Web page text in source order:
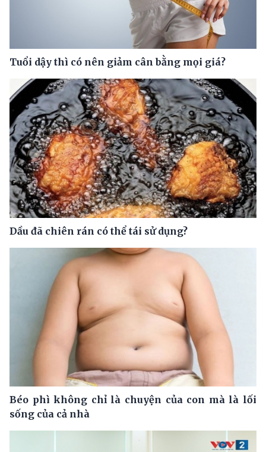
Tuổi dậy thì có nên giảm cân bằng mọi giá?
Dầu đã chiên rán có thể tái sử dụng?
Béo phì không chỉ là chuyện của con mà là lối
sống của cả nhà